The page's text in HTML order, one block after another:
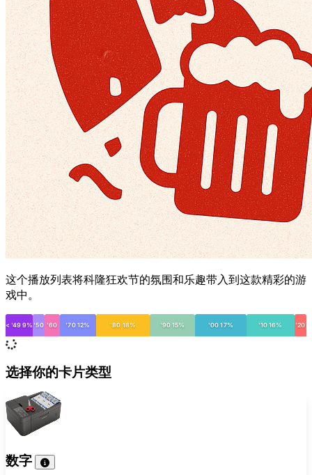
这个播放列表将科隆狂欢节的氛围和乐趣带入到这款精彩的游
戏中。
< '49 9% '50 '60 '70 12% '80 18% '90 15% '00 17% '10 16% '20
选择你的卡片类型
数字